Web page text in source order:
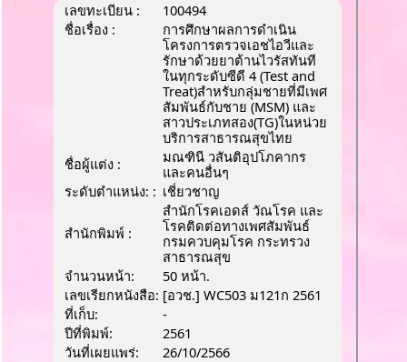
เลขทะเบียน :
100494
ชื่อเรื่อง :
การศึกษาผลการดำเนิน
โครงการตรวจเอชไอวีและ
รักษาด้วยยาต้านไวรัสทันที
ในทุกระดับซีดี 4 (Test and
Treat)สำหรับกลุ่มชายที่มีเพศ
สัมพันธ์กับชาย (MSM) และ
สาวประเภทสอง(TG)ในหน่วย
บริการสาธารณสุขไทย
ชื่อผู้แต่ง :
มณฑินี วสันติอุปโภคากร
และคนอื่นๆ
ระดับตำแหน่ง: : เชี่ยวชาญ
สำนักพิมพ์ :
สำนักโรคเอดส์ วัณโรค และ
โรคติดต่อทางเพศสัมพันธ์
กรมควบคุมโรค กระทรวง
สาธารณสุข
จำนวนหน้า:
50 หน้า.
เลขเรียกหนังสือ: [อวช.] WC503 ม121ก 2561
ที่เก็บ:
-
ปีที่พิมพ์:
2561
วันที่เผยแพร่:
26/10/2566